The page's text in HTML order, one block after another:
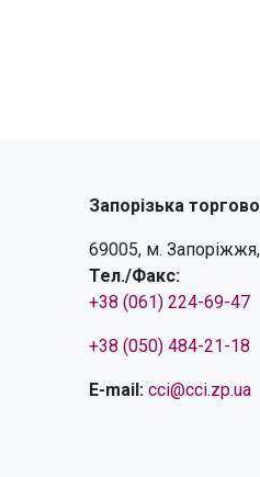
Запорізька
69005, м.
Тел./Факс:
+38 (061) 224-69-47
+38 (050) 484-21-18
E-mail: cci@cci.zp.ua